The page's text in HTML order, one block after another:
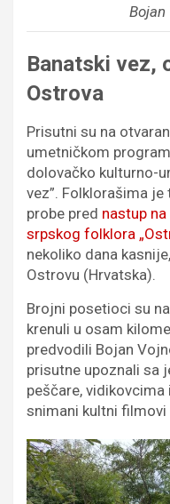
Bojan
Banatski vez,
Ostrova
Prisutni su na
umetničkom
dolovačko kulturno-
vez”. Folklorašima
probe pred nastup
srpskog folklora
nekoliko dana
Ostrovu (Hrvatska).
Brojni posetioci su
krenuli u osam
predvodili Bojan
prisutne upoznali sa
peščare,
snimani kultni